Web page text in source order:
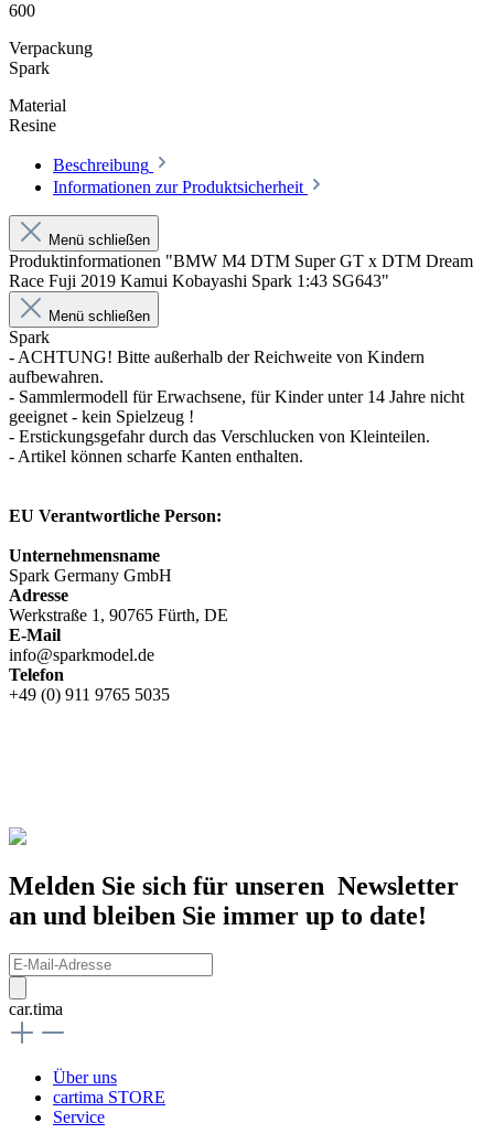
600
Verpackung
Spark
Material
Resine
Beschreibung
Informationen zur Produktsicherheit
Menü schließen
Produktinformationen "BMW M4 DTM Super GT x DTM Dream
Race Fuji 2019 Kamui Kobayashi Spark 1:43 SG643"
Menü schließen
Spark
- ACHTUNG! Bitte außerhalb der Reichweite von Kindern
aufbewahren.
- Sammlermodell für Erwachsene, für Kinder unter 14 Jahre nicht
geeignet - kein Spielzeug !
- Erstickungsgefahr durch das Verschlucken von Kleinteilen.
- Artikel können scharfe Kanten enthalten.
EU Verantwortliche Person:
Unternehmensname
Spark Germany GmbH
Adresse
Werkstraße 1, 90765 Fürth, DE
E-Mail
info@sparkmodel.de
Telefon
+49 (0) 911 9765 5035
Melden Sie sich für unseren Newsletter
an und bleiben Sie immer up to date!
car.tima
Über uns
cartima STORE
Service